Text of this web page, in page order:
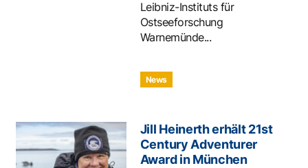
Leibniz-Instituts für
Ostseeforschung
Warnemünde...
News
Jill Heinerth erhält 21st
Century Adventurer
Award in München